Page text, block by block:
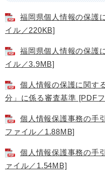
福岡県個人情報の保護
イル／220KB]
福岡県個人情報の保護
イル／3.9MB]
個人情報の保護に関す
分」に係る審査基準 [PDF
個人情報保護事務の手
ファイル／1.88MB]
個人情報保護事務の手
ァイル／1.54MB]